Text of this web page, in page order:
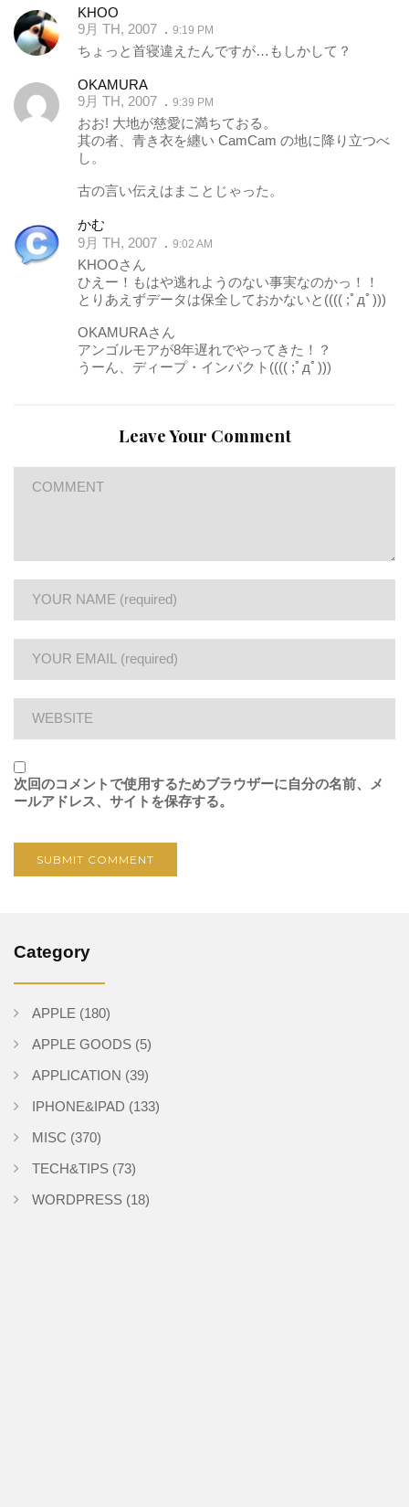
KHOO
9月 TH, 2007
9:19 PM
ちょっと首寝違えたんですが…もしかして？
OKAMURA
9月 TH, 2007
9:39 PM
おお! 大地が慈愛に満ちておる。
其の者、青き衣を纏い CamCam の地に降り立つべ
し。
古の言い伝えはまことじゃった。
かむ
9月 TH, 2007
9:02 AM
KHOOさん
ひえー！もはや逃れようのない事実なのかっ！！
とりあえずデータは保全しておかないと(((( ;ﾟдﾟ)))
OKAMURAさん
アンゴルモアが8年遅れでやってきた！？
うーん、ディープ・インパクト(((( ;ﾟдﾟ)))
Leave Your Comment
次回のコメントで使用するためブラウザーに自分の名前、メ
ールアドレス、サイトを保存する。
Category
APPLE (180)
APPLE GOODS (5)
APPLICATION (39)
IPHONE&IPAD (133)
MISC (370)
TECH&TIPS (73)
WORDPRESS (18)